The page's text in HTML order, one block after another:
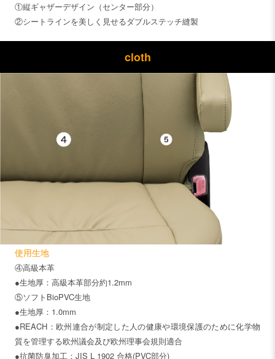
①縦ギャザーデザイン（センター部分）
②シートラインを美しく見せるダブルステッチ縫製
cloth
使用生地
④高級本革
●生地厚：高級本革部分約1.2mm
⑤ソフトBioPVC生地
●生地厚：1.0mm
●REACH：欧州連合が制定した人の健康や環境保護のために化学物
質を管理する欧州議会及び欧州理事会規則適合
●抗菌防臭加工：JIS L 1902 合格(PVC部分)